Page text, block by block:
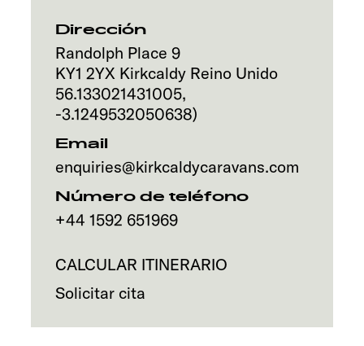
Servicio
Dirección
Randolph Place 9
KY1 2YX Kirkcaldy Reino Unido
56.133021431005,
-3.1249532050638)
Email
enquiries@kirkcaldycaravans.com
Número de teléfono
+44 1592 651969
CALCULAR ITINERARIO
Solicitar cita